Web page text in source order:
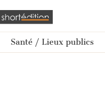
Santé / Lieux publics